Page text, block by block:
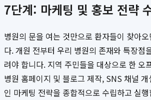
7단계: 마케팅 및 홍보 전략
병원의 문을 여는 것만으로 환자들이 찾아
다. 개원 전부터 우리 병원의 존재와 특장점
려야 합니다. 지역 주민들을 대상으로 한 오
병원 홈페이지 및 블로그 제작, SNS 채널
인 마케팅 전략을 종합적으로 수립하고 실